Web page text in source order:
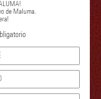
de Maluma.